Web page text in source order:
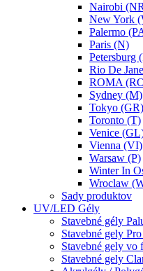
Nairobi
New York
Palermo
Paris (N)
Petersburg
Rio De
ROMA
Sydney (M)
Tokyo (GR)
Toronto (T)
Venice
Vienna (VI)
Warsaw (P)
Winter In
Wroclaw
Sady produktov
UV/LED Gély
Stavebné gély
Stavebné gely
Stavebné gely
Stavebné gely